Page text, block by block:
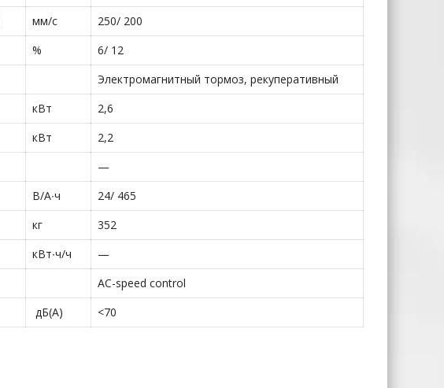
мм/с
250/ 200
%
6/ 12
Электромагнитный тормоз, рекуперативный
кВт
2,6
кВт
2,2
—
В/А∙ч
24/ 465
кг
352
кВт∙ч/ч —
AC-speed control
дБ(А) <70